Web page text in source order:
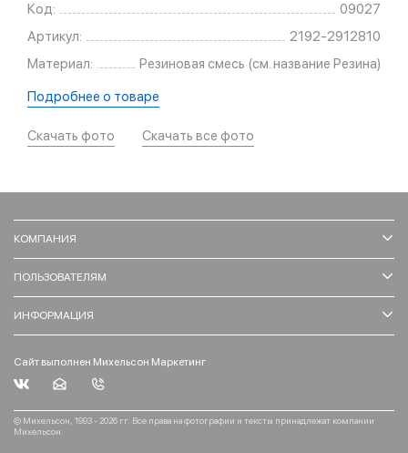
Код:
09027
Артикул:
2192-2912810
Материал:
Резиновая смесь (см. название Резина)
Подробнее о товаре
Скачать фото Скачать все фото
КОМПАНИЯ
ПОЛЬЗОВАТЕЛЯМ
ИНФОРМАЦИЯ
Сайт выполнен Михельсон Маркетинг
© Михельсон, 1993 - 2026 гг. Все права на фотографии и тексты принадлежат компании
Михельсон.